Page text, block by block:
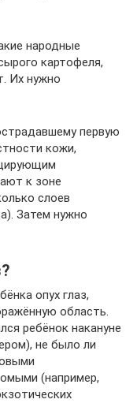
народные
картофеля,
Их нужно
первую
кожи,
к зоне
слоев
Затем нужно
опух глаз,
область.
ребёнок накануне
не было ли
(например,